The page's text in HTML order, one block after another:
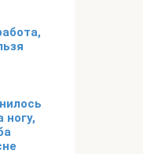
ногу,